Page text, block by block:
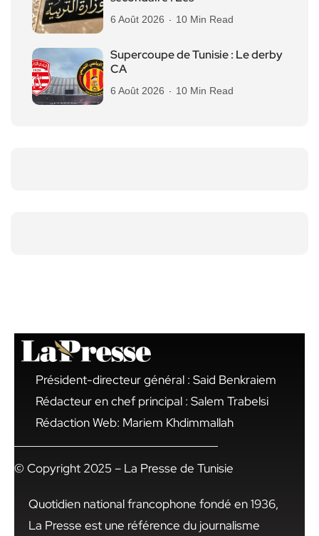
6 Août 2026 10 Min Read
Supercoupe de Tunisie : Le derby
CA
6 Août 2026 10 Min Read
Président-directeur général : Said Benkraiem
Rédacteur en chef principal : Salem Trabelsi
Rédaction Web: Mariem Khdimmallah
© Copyright 2025 – La Presse de Tunisie
Quotidien national francophone fondé en 1936,
La Presse est une référence du journalisme